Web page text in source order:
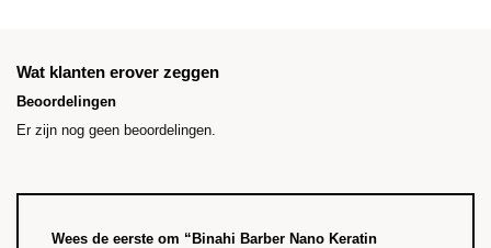
Wat klanten erover zeggen
Beoordelingen
Er zijn nog geen beoordelingen.
Wees de eerste om “Binahi Barber Nano Keratin